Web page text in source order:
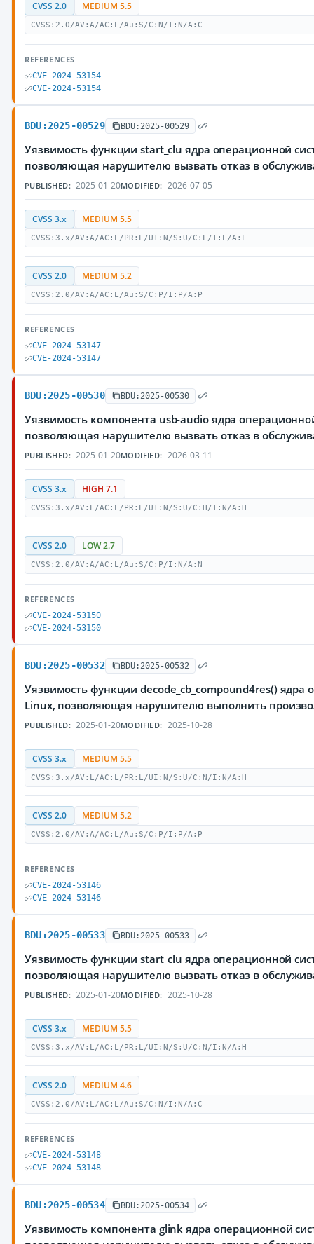
CVSS 2.0 MEDIUM 5.5
CVSS:2.0/AV:A/AC:L/Au:S/C:N/I:N/A:C
REFERENCES
CVE-2024-53154
CVE-2024-53154
BDU:2025-00529 BDU:2025-00529
Уязвимость функции start_clu ядра операционной
позволяющая нарушителю вызвать отказ в
PUBLISHED: 2025-01-20MODIFIED: 2026-07-05
CVSS 3.x MEDIUM 5.5
CVSS:3.x/AV:A/AC:L/PR:L/UI:N/S:U/C:L/I:L/A:L
CVSS 2.0 MEDIUM 5.2
CVSS:2.0/AV:A/AC:L/Au:S/C:P/I:P/A:P
REFERENCES
CVE-2024-53147
CVE-2024-53147
BDU:2025-00530 BDU:2025-00530
Уязвимость компонента usb-audio ядра
позволяющая нарушителю вызвать отказ в
PUBLISHED: 2025-01-20MODIFIED: 2026-03-11
CVSS 3.x HIGH 7.1
CVSS:3.x/AV:L/AC:L/PR:L/UI:N/S:U/C:H/I:N/A:H
CVSS 2.0 LOW 2.7
CVSS:2.0/AV:A/AC:L/Au:S/C:P/I:N/A:N
REFERENCES
CVE-2024-53150
CVE-2024-53150
BDU:2025-00532 BDU:2025-00532
Уязвимость функции decode_cb_compound4res()
Linux, позволяющая нарушителю выполнить
PUBLISHED: 2025-01-20MODIFIED: 2025-10-28
CVSS 3.x MEDIUM 5.5
CVSS:3.x/AV:L/AC:L/PR:L/UI:N/S:U/C:N/I:N/A:H
CVSS 2.0 MEDIUM 5.2
CVSS:2.0/AV:A/AC:L/Au:S/C:P/I:P/A:P
REFERENCES
CVE-2024-53146
CVE-2024-53146
BDU:2025-00533 BDU:2025-00533
Уязвимость функции start_clu ядра операционной
позволяющая нарушителю вызвать отказ в
PUBLISHED: 2025-01-20MODIFIED: 2025-10-28
CVSS 3.x MEDIUM 5.5
CVSS:3.x/AV:L/AC:L/PR:L/UI:N/S:U/C:N/I:N/A:H
CVSS 2.0 MEDIUM 4.6
CVSS:2.0/AV:L/AC:L/Au:S/C:N/I:N/A:C
REFERENCES
CVE-2024-53148
CVE-2024-53148
BDU:2025-00534 BDU:2025-00534
Уязвимость компонента glink ядра операционной